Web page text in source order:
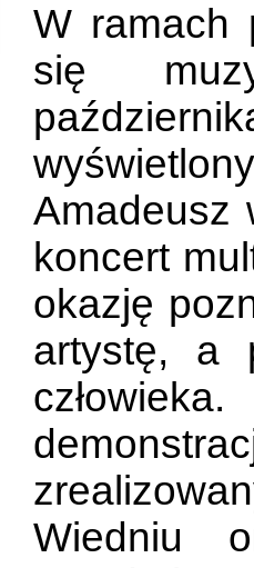
W ramach
się
Amadeusz
koncert
okazję
artystę, a
Wiedniu